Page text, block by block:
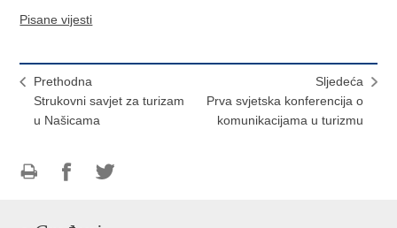
Pisane vijesti
Prethodna
Strukovni savjet za turizam
u Našicama
Sljedeća
Prva svjetska konferencija o
komunikacijama u turizmu